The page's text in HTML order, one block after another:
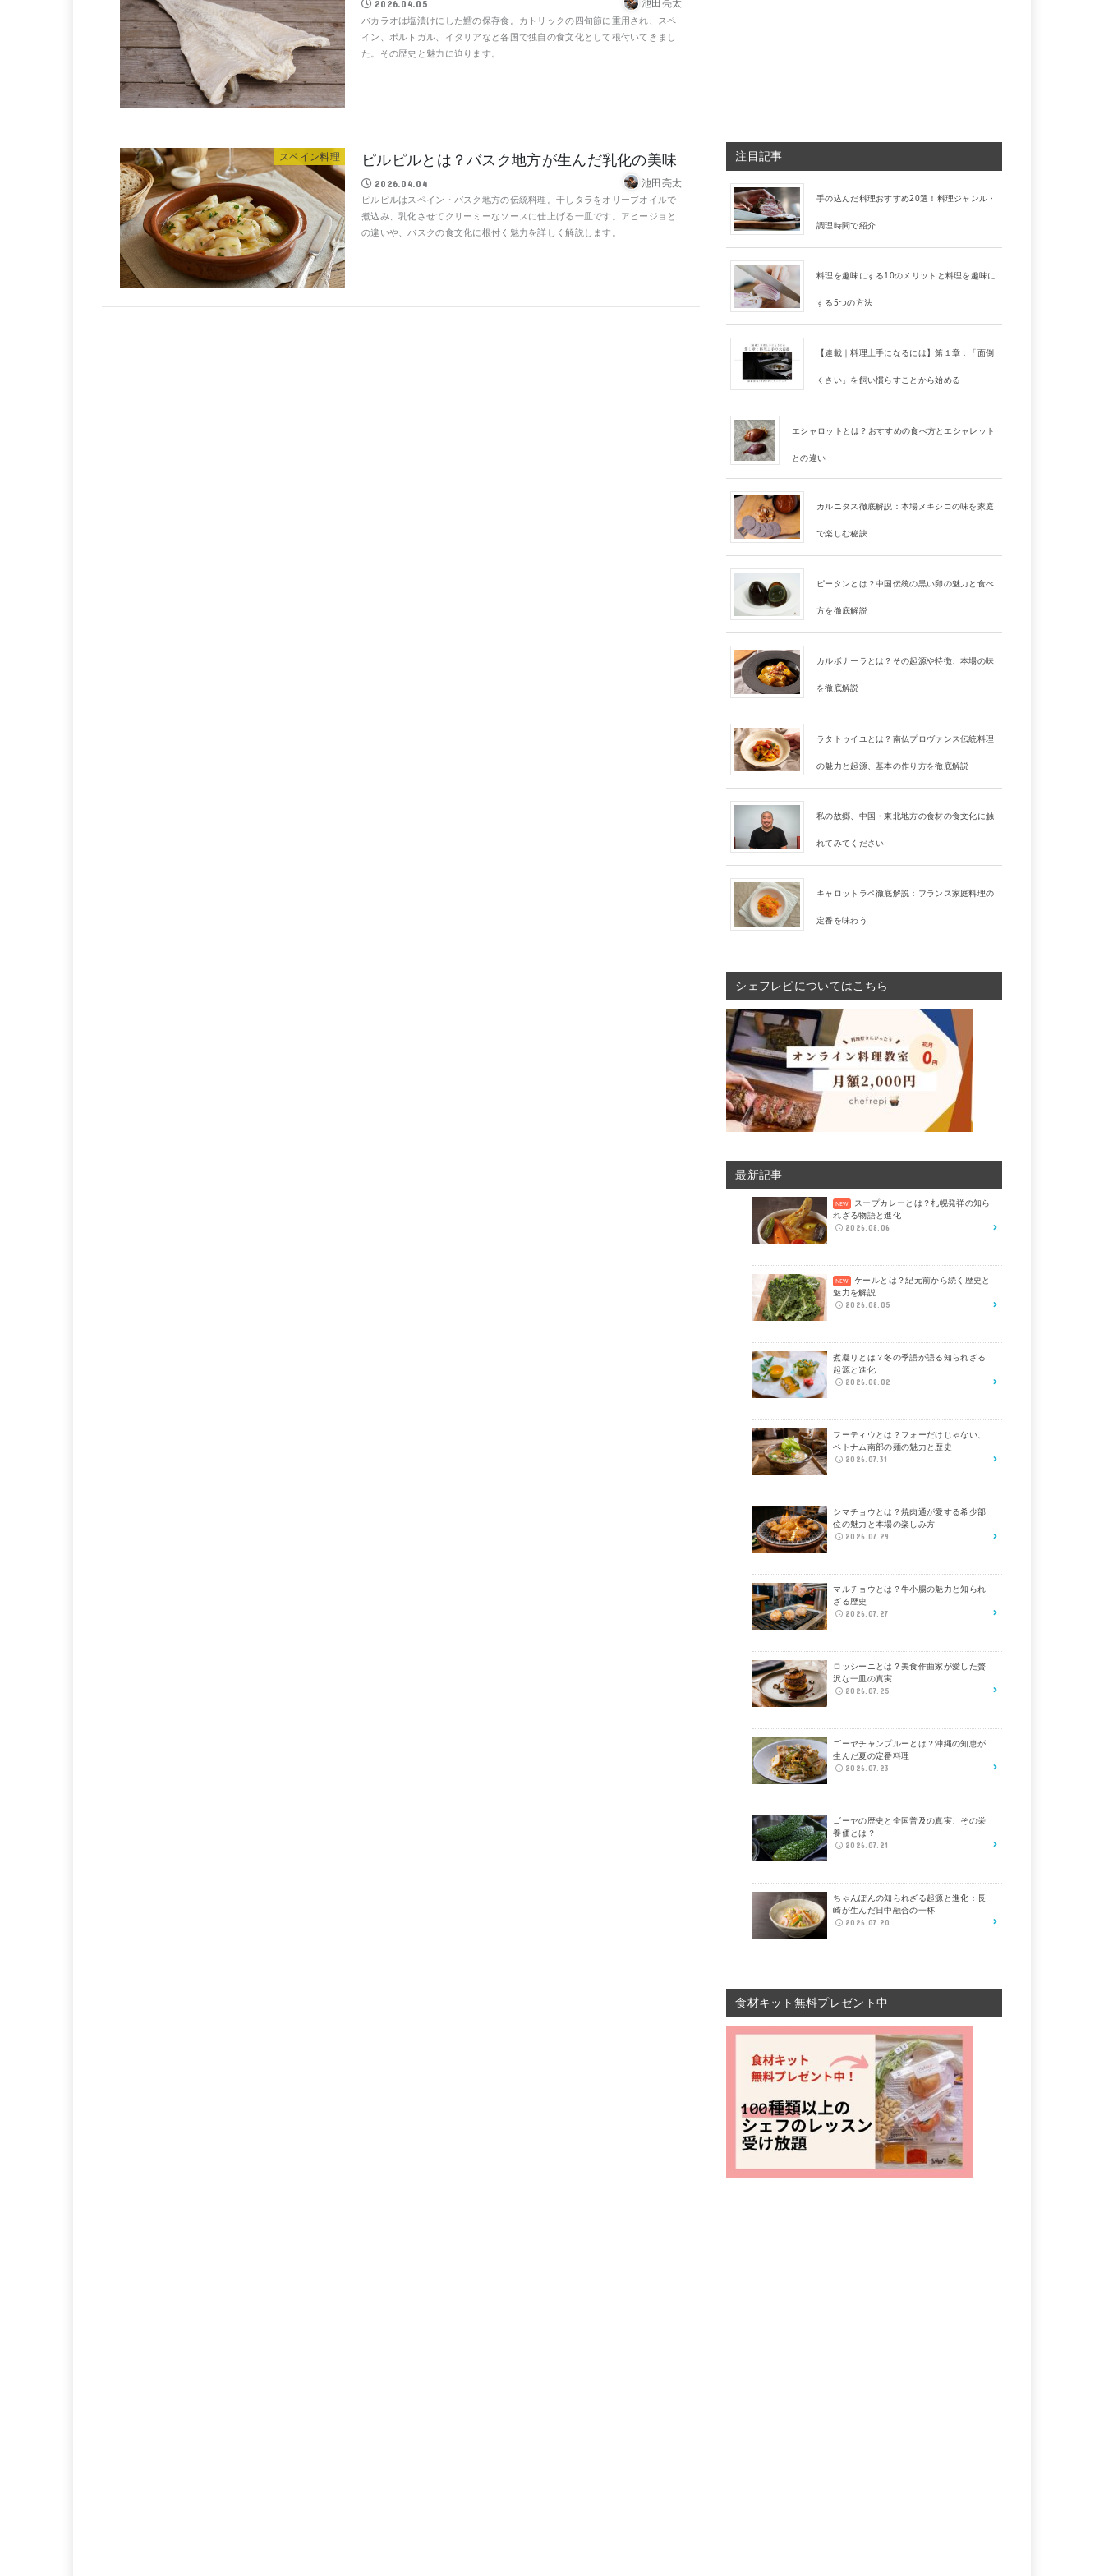
2026.04.05 池田亮太
バカラオは塩漬けにした鱈の保存食。カトリックの四旬節に重用され、スペ
イン、ポルトガル、イタリアなど各国で独自の食文化として根付いてきまし
た。その歴史と魅力に迫ります。
スペイン料理 ピルピルとは？バスク地方が生んだ乳化の美味
2026.04.04 池田亮太
ピルピルはスペイン・バスク地方の伝統料理。干しタラをオリーブオイルで
煮込み、乳化させてクリーミーなソースに仕上げる一皿です。アヒージョと
の違いや、バスクの食文化に根付く魅力を詳しく解説します。
注目記事
手の込んだ料理おすすめ20選！料理ジャンル・
調理時間で紹介
料理を趣味にする10のメリットと料理を趣味に
する5つの方法
【連載｜料理上手になるには】第１章：「面倒
くさい」を飼い慣らすことから始める
エシャロットとは？おすすめの食べ方とエシャレット
との違い
カルニタス徹底解説：本場メキシコの味を家庭
で楽しむ秘訣
ピータンとは？中国伝統の黒い卵の魅力と食べ
方を徹底解説
カルボナーラとは？その起源や特徴、本場の味
を徹底解説
ラタトゥイユとは？南仏プロヴァンス伝統料理
の魅力と起源、基本の作り方を徹底解説
私の故郷、中国・東北地方の食材の食文化に触
れてみてください
キャロットラペ徹底解説：フランス家庭料理の
定番を味わう
シェフレピについてはこちら
最新記事
スープカレーとは？札幌発祥の知ら
れざる物語と進化
2026.08.06
ケールとは？紀元前から続く歴史と
魅力を解説
2026.08.05
煮凝りとは？冬の季語が語る知られざる
起源と進化
2026.08.02
フーティウとは？フォーだけじゃない、
ベトナム南部の麺の魅力と歴史
2026.07.31
シマチョウとは？焼肉通が愛する希少部
位の魅力と本場の楽しみ方
2026.07.29
マルチョウとは？牛小腸の魅力と知られ
ざる歴史
2026.07.27
ロッシーニとは？美食作曲家が愛した贅
沢な一皿の真実
2026.07.25
ゴーヤチャンプルーとは？沖縄の知恵が
生んだ夏の定番料理
2026.07.23
ゴーヤの歴史と全国普及の真実、その栄
養価とは？
2026.07.21
ちゃんぽんの知られざる起源と進化：長
崎が生んだ日中融合の一杯
2026.07.20
食材キット無料プレゼント中